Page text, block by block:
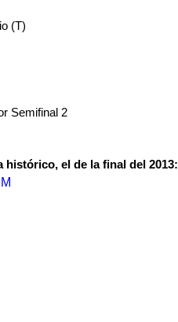
(T)
Semifinal 2
histórico, el de la final del 2013: